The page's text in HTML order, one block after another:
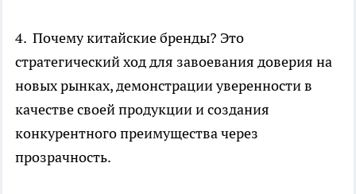
4. Почему китайские бренды? Это
стратегический ход для завоевания доверия на
новых рынках, демонстрации уверенности в
качестве своей продукции и создания
конкурентного преимущества через
прозрачность.